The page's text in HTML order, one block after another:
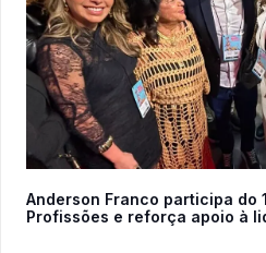
Anderson Franco participa do
Profissões e reforça apoio à